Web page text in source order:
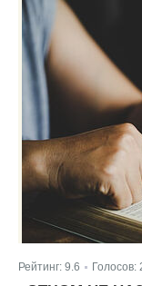
Рейтинг: 9.6 Голосов: